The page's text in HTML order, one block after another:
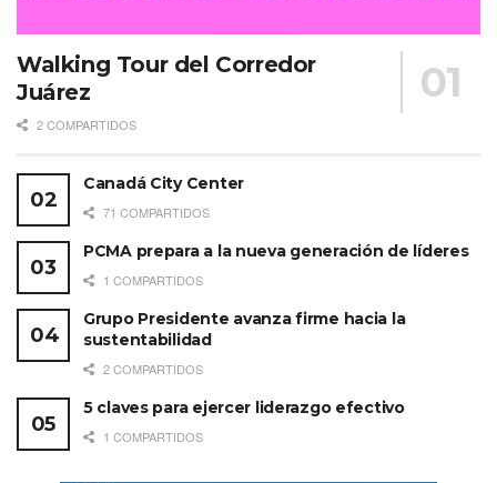
Walking Tour del Corredor
Juárez
2 COMPARTIDOS
Canadá City Center
71 COMPARTIDOS
PCMA prepara a la nueva generación de líderes
1 COMPARTIDOS
Grupo Presidente avanza firme hacia la
sustentabilidad
2 COMPARTIDOS
5 claves para ejercer liderazgo efectivo
1 COMPARTIDOS